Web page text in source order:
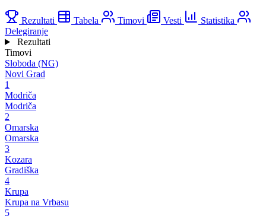
Rezultati Tabela Timovi Vesti
Statistika
Delegiranje
Rezultati
Timovi
Sloboda (NG)
Novi Grad
1
Modriča
Modriča
2
Omarska
Omarska
3
Kozara
Gradiška
4
Krupa
Krupa na Vrbasu
5